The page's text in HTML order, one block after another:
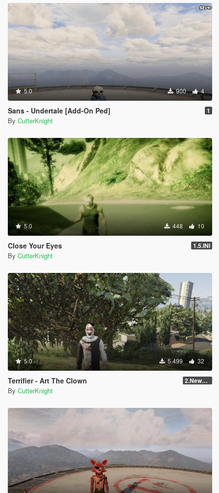
5.0 900 4
Sans - Undertale [Add-On Ped] 1
By CutterKnight
5.0 448 10
Close Your Eyes 1.5.INI
By CutterKnight
5.0 5.499 32
Terrifier - Art The Clown 2.NewVersion
By CutterKnight